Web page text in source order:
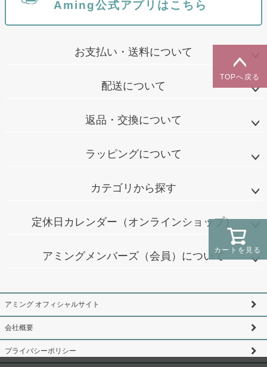
カートを見る
TOPへ戻る
Aming公式アプリはこちら
お支払い・送料について
配送について
返品・交換について
ラッピングについて
カテゴリから探す
定休日カレンダー（オンラインショップ）
アミングメンバーズ（会員）について
アミング オフィシャルサイト
会社概要
プライバシーポリシー